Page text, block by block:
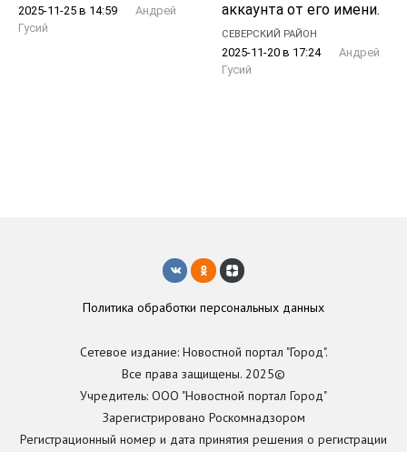
2025-11-25 в 14:59
Андрей
Гусий
аккаунта от его имени.
СЕВЕРСКИЙ РАЙОН
2025-11-20 в 17:24
Андрей
Гусий
Политика обработки персональных данных
Сетевое издание: Новостной портал "Город".
Все права защищены. 2025©
Учредитель: ООО "Новостной портал Город"
Зарегистрировано Роскомнадзором
Регистрационный номер и дата принятия решения о регистрации